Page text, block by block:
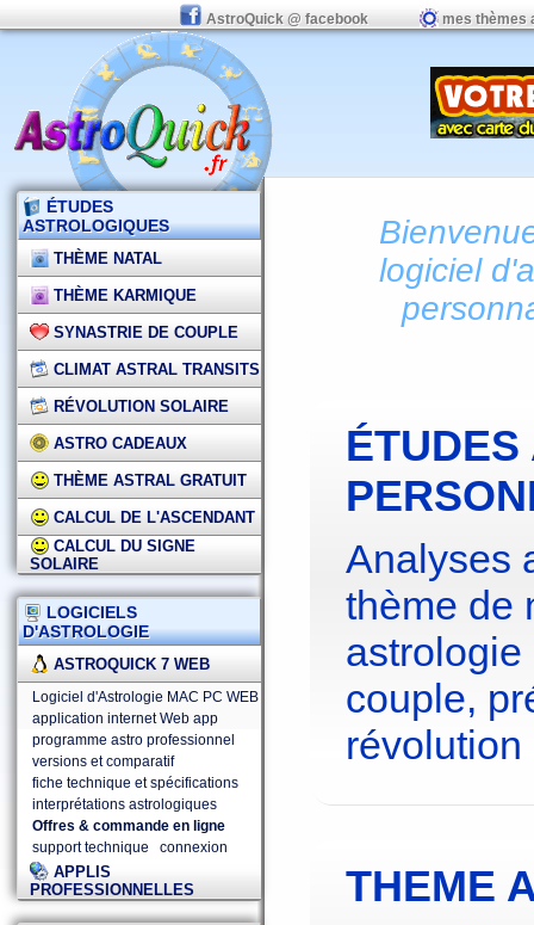
AstroQuick @ facebook mes thèmes
ÉTUDES
ASTROLOGIQUES
THÈME NATAL
THÈME KARMIQUE
SYNASTRIE DE COUPLE
CLIMAT ASTRAL TRANSITS
RÉVOLUTION SOLAIRE
ASTRO CADEAUX
THÈME ASTRAL GRATUIT
CALCUL DE L'ASCENDANT
CALCUL DU SIGNE
SOLAIRE
LOGICIELS
D'ASTROLOGIE
ASTROQUICK 7 WEB
Logiciel d'Astrologie MAC PC WEB
application internet Web app
programme astro professionnel
versions et comparatif
fiche technique et spécifications
interprétations astrologiques
Offres & commande en ligne
support technique
connexion
APPLIS
PROFESSIONNELLES
logiciel
Analyses
thème de
couple,
THEME